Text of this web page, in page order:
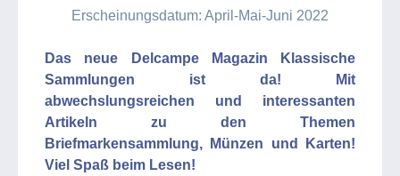
Erscheinungsdatum: April-Mai-Juni 2022
Das neue Delcampe Magazin Klassische
Sammlungen ist da! Mit
abwechslungsreichen und interessanten
Artikeln zu den Themen
Briefmarkensammlung, Münzen und Karten!
Viel Spaß beim Lesen!